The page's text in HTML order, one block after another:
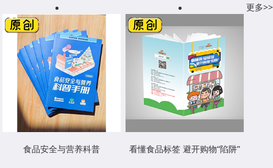
更多>>
食品安全与营养科普 看懂食品标签 避开购物“陷阱”